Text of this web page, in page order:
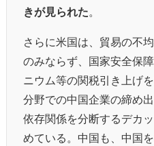
きが見られた。
さらに米国は、貿易の不
のみならず、国家安全保
ニウム等の関税引き上げ
分野での中国企業の締め
依存関係を分断するデカ
めている。中国も、中国